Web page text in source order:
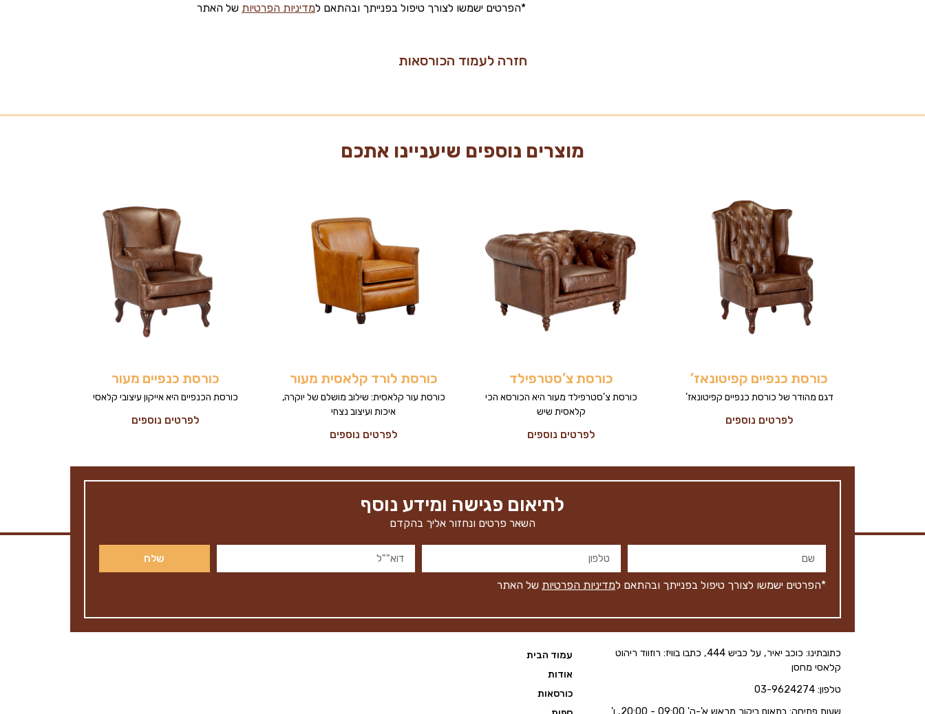
*הפרטים ישמשו לצורך טיפול בפנייתך ובהתאם למדיניות הפרטיות של האתר
חזרה לעמוד הכורסאות
מוצרים נוספים שיעניינו אתכם
כורסת כנפיים קפיטונאז’
דגם מהודר של כורסת כנפיים קפיטונאז’
לפרטים נוספים
כורסת צ’סטרפילד
כורסת צ’סטרפילד מעור היא הכורסא הכי
קלאסית שיש
לפרטים נוספים
כורסת לורד קלאסית מעור
כורסת עור קלאסית: שילוב מושלם של יוקרה,
איכות ועיצוב נצחי
לפרטים נוספים
כורסת כנפיים מעור
כורסת הכנפיים היא אייקון עיצובי קלאסי
לפרטים נוספים
לתיאום פגישה ומידע נוסף
השאר פרטים ונחזור אליך בהקדם
שלח
*הפרטים ישמשו לצורך טיפול בפנייתך ובהתאם למדיניות הפרטיות של האתר
כתובתינו: כוכב יאיר, על כביש 444, כתבו בוויז: רוזווד ריהוט
קלאסי מחסן
טלפון: 03-9624274
עמוד הבית
אודות
כורסאות